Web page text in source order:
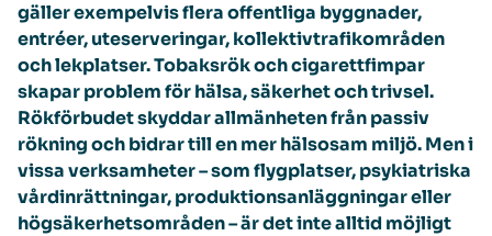
gäller exempelvis flera offentliga byggnader,
entréer, uteserveringar, kollektivtrafikområden
och lekplatser. Tobaksrök och cigarettfimpar
skapar problem för hälsa, säkerhet och trivsel.
Rökförbudet skyddar allmänheten från passiv
rökning och bidrar till en mer hälsosam miljö. Men i
vissa verksamheter – som flygplatser, psykiatriska
vårdinrättningar, produktionsanläggningar eller
högsäkerhetsområden – är det inte alltid möjligt